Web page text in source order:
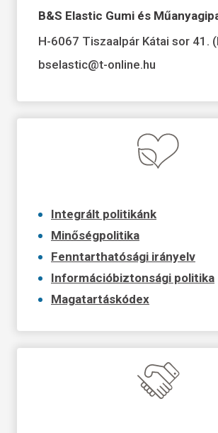
B&S Elastic Gumi és
H-6067 Tiszaalpár Kátai sor 41.
bselastic@t-online.hu
Integrált politikánk
Minőségpolitika
Fenntarthatósági irányelv
Információbiztonsági politika
Magatartáskódex